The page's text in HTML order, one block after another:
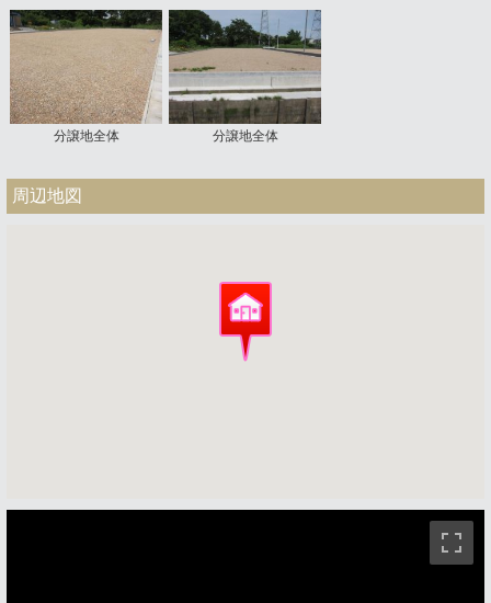
分譲地全体 分譲地全体
周辺地図